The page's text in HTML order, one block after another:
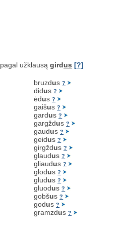
pagal užklausągirdus [?]
bruzdus?
didus?
ėdus?
gaišus?
gardus?
gargždus?
gaudus?
geidus?
girgždus?
glaudus?
gliaudus?
glodus?
gludus?
gluodus?
gobšus?
godus?
gramzdus?